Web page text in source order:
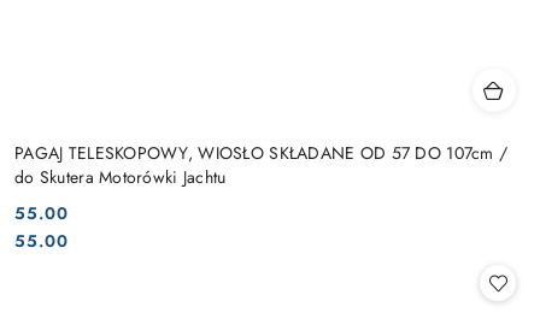
PAGAJ TELESKOPOWY, WIOSŁO SKŁADANE OD 57 DO 107cm /
do Skutera Motorówki Jachtu
Cena:
55.00
Cena:
55.00